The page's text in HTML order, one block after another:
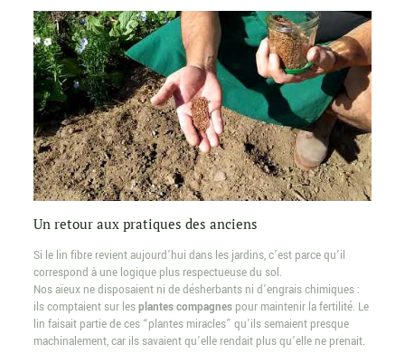
Un retour aux pratiques des anciens
Si le lin fibre revient aujourd’hui dans les jardins, c’est parce qu’il
correspond à une logique plus respectueuse du sol.
Nos aïeux ne disposaient ni de désherbants ni d’engrais chimiques :
ils comptaient sur lesplantes compagnespour maintenir la fertilité. Le
lin faisait partie de ces “plantes miracles” qu’ils semaient presque
machinalement, car ils savaient qu’elle rendait plus qu’elle ne prenait.